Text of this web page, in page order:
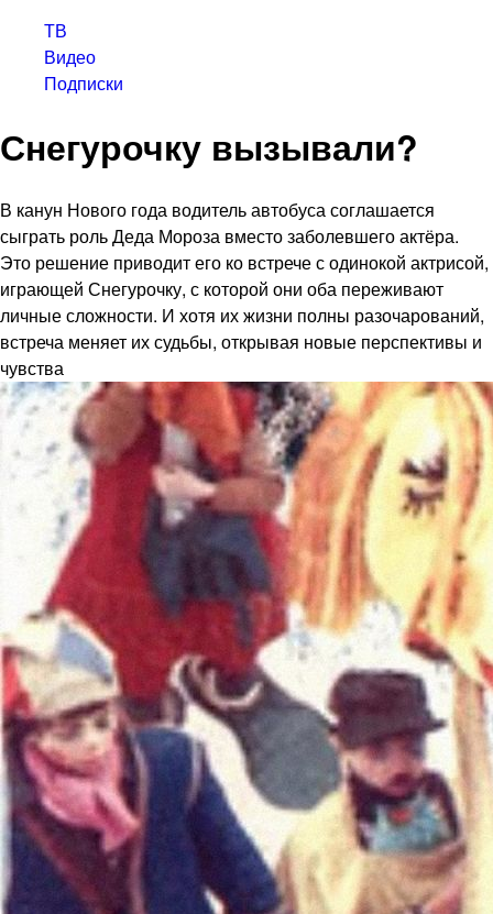
ТВ
Видео
Подписки
Снегурочку вызывали?
В канун Нового года водитель автобуса соглашается
сыграть роль Деда Мороза вместо заболевшего актёра.
Это решение приводит его ко встрече с одинокой актрисой,
играющей Снегурочку, с которой они оба переживают
личные сложности. И хотя их жизни полны разочарований,
встреча меняет их судьбы, открывая новые перспективы и
чувства